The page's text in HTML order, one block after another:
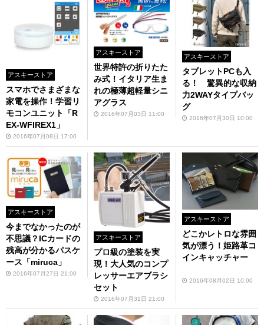
アスキーストア
スマホでさまざまな
家電を操作！学習リ
モコンユニット「R
EX-WFIREX1」
2016年07月08日 17:00
アスキーストア
世界特許の折りたた
み式！イタリア生ま
れの極薄超軽量シニ
アグラス
2016年07月03日 11:00
アスキーストア
タブレットPCも入
る！ 驚異的な収納
力2WAYタイプバッ
グ
2016年07月30日 10:00
アスキーストア
今までなかったのが
不思議？ICカードの
残高が分かるパスケ
ース「miruca」
2016年07月27日 21:00
アスキーストア
プロ級の塗装を実
現！大人気のコンプ
レッサーエアブラシ
セット
2016年07月31日 21:00
アスキーストア
どこかレトロな雰囲
気が漂う！姫路革コ
インキャッチャー
2016年08月02日 10:00